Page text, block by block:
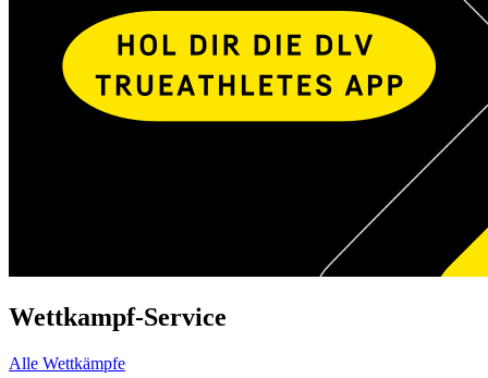
Wettkampf-Service
Alle Wettkämpfe